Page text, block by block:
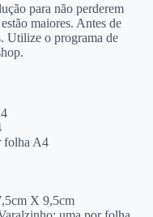
para não perderem
maiores. Antes de
Utilize o programa de
folha A4
X 9,5cm